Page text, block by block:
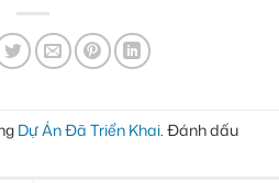
Dự Án Đã Triển Khai. Đánh dấu